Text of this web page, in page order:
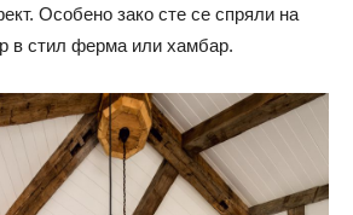
Особено зако сте се спряли на
в стил ферма или хамбар.